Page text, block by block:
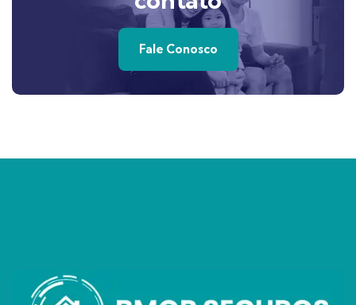
Fale Conosco